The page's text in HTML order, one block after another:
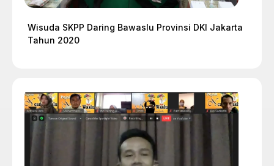
Wisuda SKPP Daring Bawaslu Provinsi DKI Jakarta
Tahun 2020